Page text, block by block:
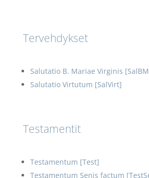
Tervehdykset
Salutatio B. Mariae Virginis
Salutatio Virtutum [SalVirt]
Testamentit
Testamentum [Test]
Testamentum Senis factum